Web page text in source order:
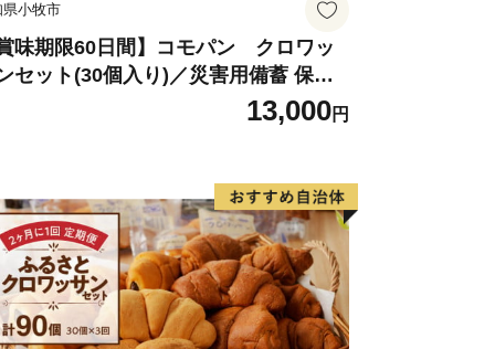
県小牧市
賞味期限60日間】コモパン クロワッ
セット(30個入り)／災害用備蓄 保存
13,000円